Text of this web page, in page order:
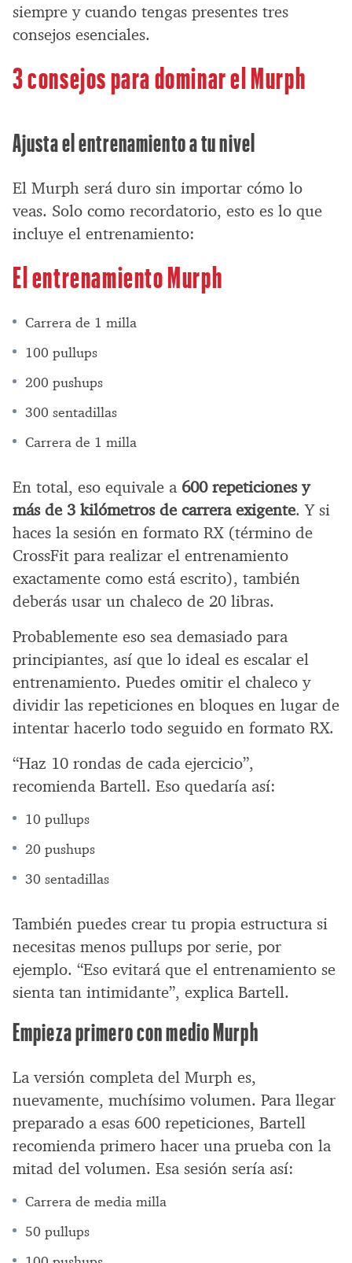
siempre y cuando tengas presentes tres
consejos esenciales.
3 consejos para dominar el Murph
Ajusta el entrenamiento a tu nivel
El Murph será duro sin importar cómo lo
veas. Solo como recordatorio, esto es lo que
incluye el entrenamiento:
El entrenamiento Murph
Carrera de 1 milla
100 pullups
200 pushups
300 sentadillas
Carrera de 1 milla
En total, eso equivale a 600 repeticiones y
más de 3 kilómetros de carrera exigente. Y si
haces la sesión en formato RX (término de
CrossFit para realizar el entrenamiento
exactamente como está escrito), también
deberás usar un chaleco de 20 libras.
Probablemente eso sea demasiado para
principiantes, así que lo ideal es escalar el
entrenamiento. Puedes omitir el chaleco y
dividir las repeticiones en bloques en lugar de
intentar hacerlo todo seguido en formato RX.
“Haz 10 rondas de cada ejercicio”,
recomienda Bartell. Eso quedaría así:
10 pullups
20 pushups
30 sentadillas
También puedes crear tu propia estructura si
necesitas menos pullups por serie, por
ejemplo. “Eso evitará que el entrenamiento se
sienta tan intimidante”, explica Bartell.
Empieza primero con medio Murph
La versión completa del Murph es,
nuevamente, muchísimo volumen. Para llegar
preparado a esas 600 repeticiones, Bartell
recomienda primero hacer una prueba con la
mitad del volumen. Esa sesión sería así:
Carrera de media milla
50 pullups